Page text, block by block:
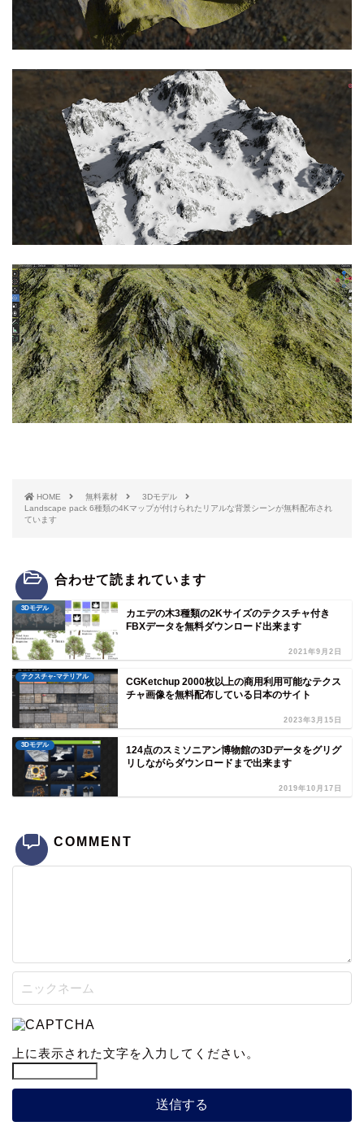
HOME 無料素材
3Dモデル
Landscape pack 6種類の4Kマップが付けられたリアルな背景シーンが無料配布され
ています
合わせて読まれています
3Dモデル
カエデの木3種類の2Kサイズのテクスチャ付き
FBXデータを無料ダウンロード出来ます
2021年9月2日
テクスチャ-マテリアル
CGKetchup 2000枚以上の商用利用可能なテクス
チャ画像を無料配布している日本のサイト
2023年3月15日
3Dモデル
124点のスミソニアン博物館の3Dデータをグリグ
リしながらダウンロードまで出来ます
2019年10月17日
COMMENT
上に表示された文字を入力してください。